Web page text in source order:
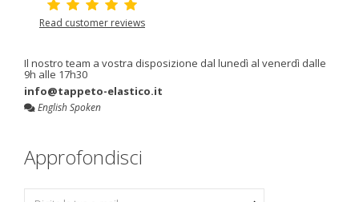
Read customer reviews
Il nostro team a vostra disposizione dal lunedì al venerdì dalle
9h alle 17h30
info@tappeto-elastico.it
English Spoken
Approfondisci